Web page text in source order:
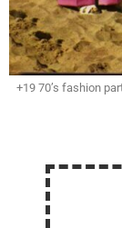
+19 70’s fashion